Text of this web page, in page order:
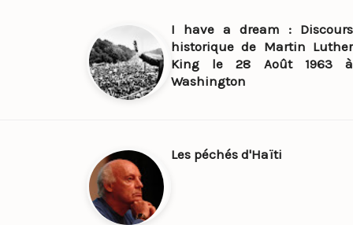
I have a dream : Discours
historique de Martin Luther
King le 28 Août 1963 à
Washington
Les péchés d'Haïti